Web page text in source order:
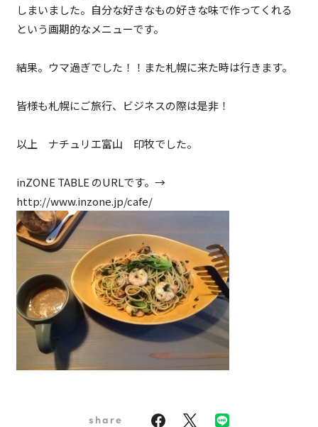
しまいました。自分な好きなもの好きな味で作ってくれる
という画期的なメニューです。
結果。ウマ過ぎでした！！また札幌に来た時は行きます。
皆様も札幌にご旅行、ビジネスの際は是非！
以上 ナチュリエ富山 印牧でした。
inZONE TABLE のURLです。→
http://www.inzone.jp/cafe/
share